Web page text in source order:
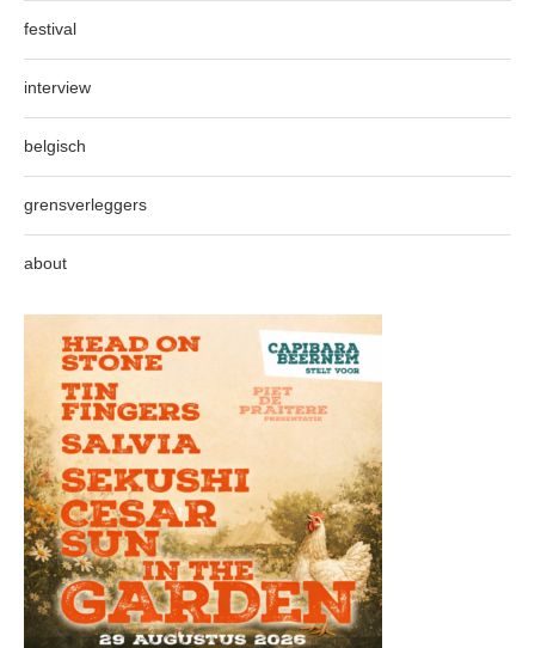
festival
interview
belgisch
grensverleggers
about